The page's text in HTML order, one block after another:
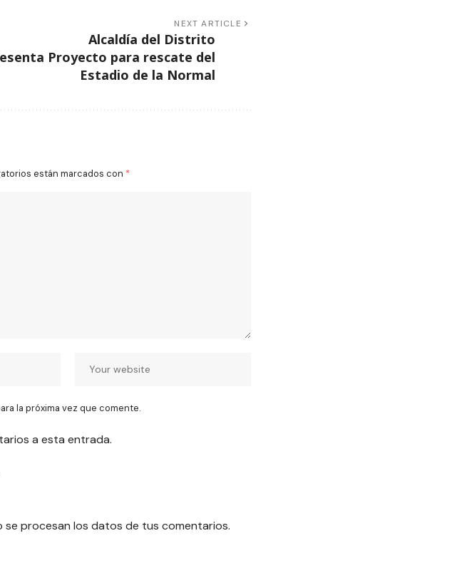
NEXT ARTICLE
Alcaldía del Distrito
Proyecto para rescate del
Estadio de la Normal
están marcados con *
la próxima vez que comente.
a esta entrada.
se procesan los datos de tus comentarios.